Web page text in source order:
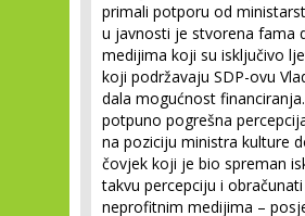
primali potporu od
u javnosti je stvorena fama
medijima koji su isključivo
koji podržavaju SDP-ovu
dala mogućnost
potpuno pogrešna
na poziciju ministra kulture
čovjek koji je bio spreman
takvu percepciju i obračunati
neprofitnim medijima –